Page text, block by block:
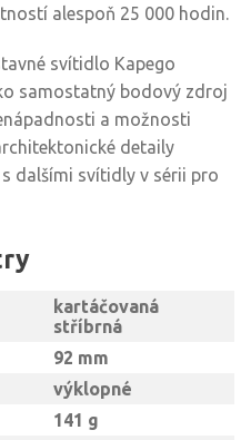
alespoň 25 000 hodin.
svítidlo Kapego
samostatný bodový zdroj
a možnosti
detaily
dalšími svítidly v sérii pro
kartáčovaná
stříbrná
92 mm
výklopné
141 g